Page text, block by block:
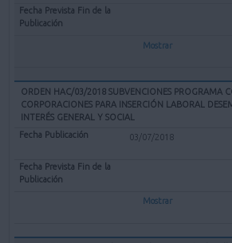
Mostrar
ORDEN HAC/03/2018 SUBVENCIONES PROGRAMA
CORPORACIONES PARA INSERCIÓN LABORAL
INTERÉS GENERAL Y SOCIAL
03/07/2018
Mostrar